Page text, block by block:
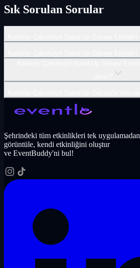
Sık Sorulan Sorular
Şehrindeki tüm etkinlikleri tek uygulamadan
görüntüle, kendi etkinliğini oluştur
ve EventBuddy'ni bul!